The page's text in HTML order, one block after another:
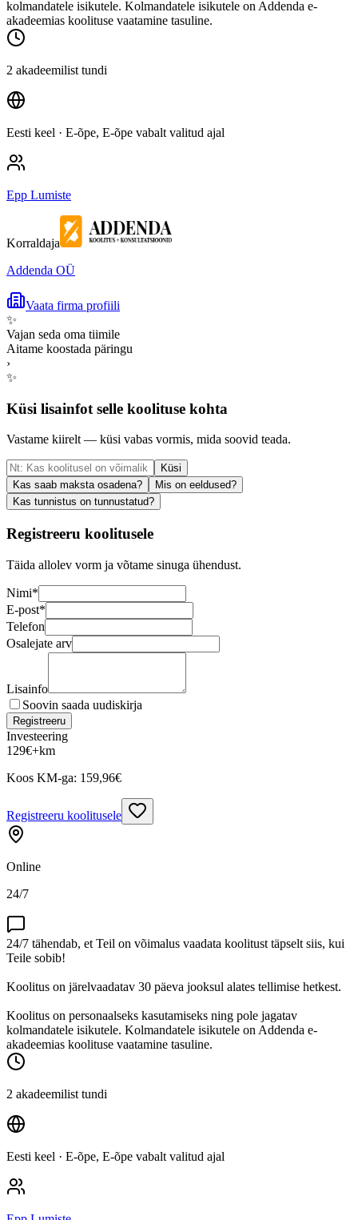
kolmandatele isikutele. Kolmandatele isikutele on Addenda e-
akadeemias koolituse vaatamine tasuline.
2 akadeemilist tundi
Eesti keel · E-õpe, E-õpe vabalt valitud ajal
Epp Lumiste
Korraldaja
Addenda OÜ
Vaata firma profiili
✨
Vajan seda oma tiimile
Aitame koostada päringu
›
✨
Küsi lisainfot selle koolituse kohta
Vastame kiirelt — küsi vabas vormis, mida soovid teada.
Küsi
Kas saab maksta osadena?
Mis on eeldused?
Kas tunnistus on tunnustatud?
Registreeru koolitusele
Täida allolev vorm ja võtame sinuga ühendust.
Nimi*
E-post*
Telefon
Osalejate arv
Lisainfo
Soovin saada uudiskirja
Registreeru
Investeering
129€+km
Koos KM-ga: 159,96€
Registreeru koolitusele
Online
24/7
24/7 tähendab, et Teil on võimalus vaadata koolitust täpselt siis, kui
Teile sobib!
Koolitus on järelvaadatav 30 päeva jooksul alates tellimise hetkest.
Koolitus on personaalseks kasutamiseks ning pole jagatav
kolmandatele isikutele. Kolmandatele isikutele on Addenda e-
akadeemias koolituse vaatamine tasuline.
2 akadeemilist tundi
Eesti keel · E-õpe, E-õpe vabalt valitud ajal